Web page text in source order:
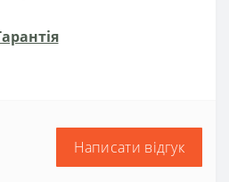
Написати відгук